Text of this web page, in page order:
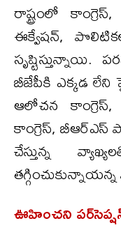
రాష్ట్రంలో
ఈక్వేషన్,
సృష్టిస్తున్నాయి.
బీజేపీకి ఎక్కడ లేని
ఆలోచన కాంగ్రెస్,
కాంగ్రెస్, బీఆర్ఎస్
చేస్తున్న
ఊహించని